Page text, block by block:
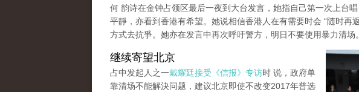
何 韵诗在金钟占领区最后一夜到大台发言，她指自己第一次上台
平靜，亦看到香港有希望。她说相信香港人在有需要时会 “随时再
方式去抗爭。她亦在发言中再次呼吁警方，明日不要使用暴力清场
继续寄望北京
占中发起人之一戴耀廷接受《信报》专访时 说，政府单
靠清场不能解決问题，建议北京即使不改变2017年普选